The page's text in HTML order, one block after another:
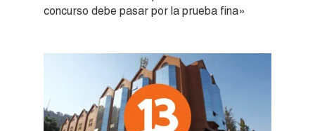
concurso debe pasar por la prueba fina»